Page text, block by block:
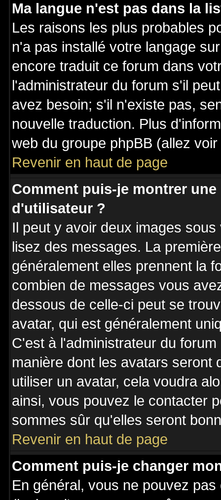
Ma langue n'est pas dans la
Les raisons les plus probables
n'a pas installé votre langage
encore traduit ce forum dans
l'administrateur du forum s'il
avez besoin; s'il n'existe pas,
nouvelle traduction. Plus
web du groupe phpBB (allez
Revenir en haut de page
Comment puis-je montrer
d'utilisateur ?
Il peut y avoir deux images
lisez des messages. La
généralement elles prennent la
combien de messages vous
dessous de celle-ci peut se
avatar, qui est généralement
C'est à l'administrateur du
manière dont les avatars seront
utiliser un avatar, cela voudra
ainsi, vous pouvez le contacter
sommes sûr qu'elles seront
Revenir en haut de page
Comment puis-je changer
En général, vous ne pouvez